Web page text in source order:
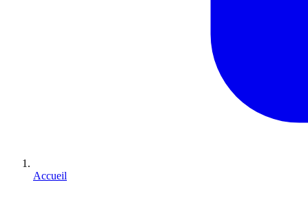
Accueil